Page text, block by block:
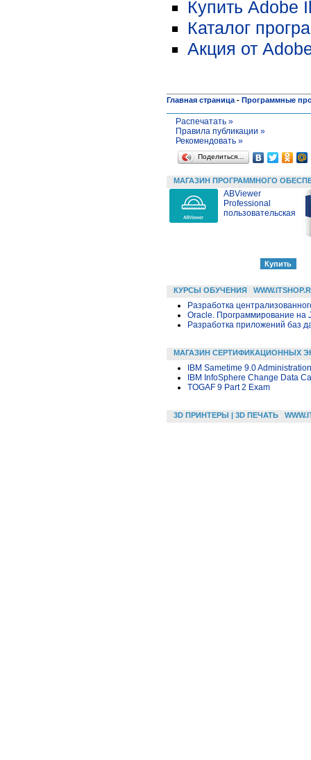
Купить Adobe
Каталог
Акция от
Главная страница - Программные
Распечатать »
Правила публикации »
Рекомендовать »
Поделиться…
МАГАЗИН ПРОГРАММНОГО
ABViewer
Professional
пользовательская
КУРСЫ ОБУЧЕНИЯ
Разработка
Oracle. Программирование на
Разработка приложений баз
МАГАЗИН СЕРТИФИКАЦИОННЫХ
IBM Sametime 9.0 Administration
IBM InfoSphere Change Data
TOGAF 9 Part 2 Exam
3D ПРИНТЕРЫ | 3D ПЕЧАТЬ